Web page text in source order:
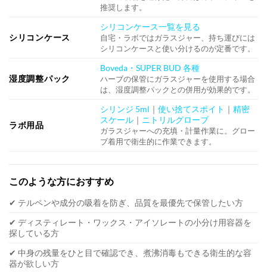
推奨します。
シリコンケース
シリコンケース一覧を見る
自宅・ラボではガラスジャー、持ち運びには
シリコンケースと使い分けるのが定番です。
湿度調整パック
Boveda・SUPER BUD 各種
ハーブの保管にガラスジャーを使用する場合
は、湿度調整パックとの併用が効果的です。
ラボ用品
シリンジ 5ml ｜使い捨てスポイト ｜精密
スケール ｜ ニトリルグローブ
ガラスジャーへの充填・計量作業に。グロー
ブ着用で衛生的に作業できます。
このような方におすすめ
✔ テルペンや成分の吸着を防ぎ、品質を最優先で保管したい方
✔ ディスティレート・ワックス・アイソレートの小分け用容器を
探している方
✔ 中身の残量をひと目で確認でき、煮沸消毒もできる衛生的な容
器が欲しい方